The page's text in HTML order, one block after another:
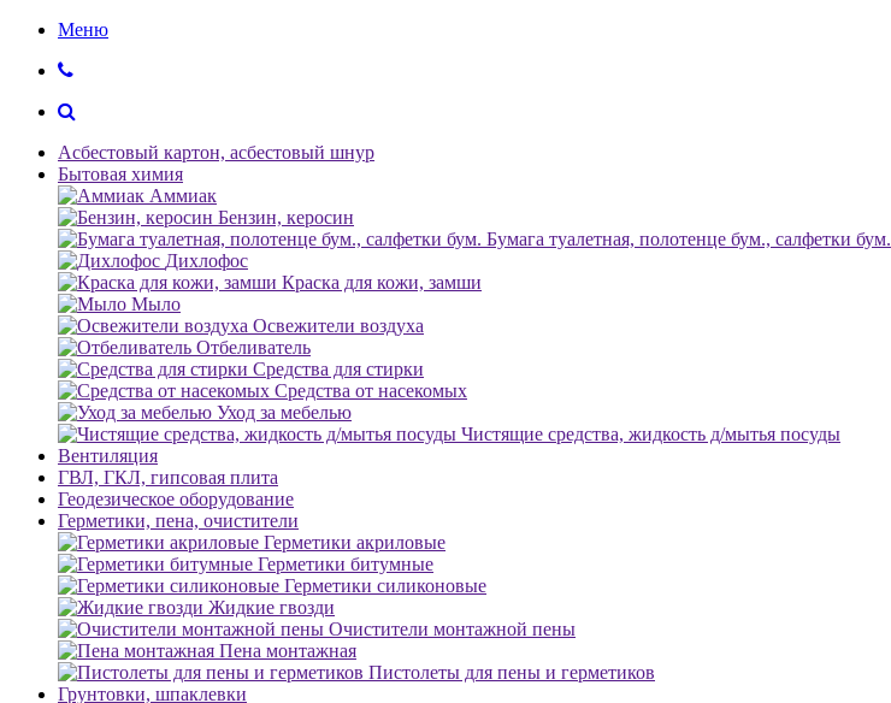
Меню
Асбестовый картон, асбестовый шнур
Бытовая химия
Аммиак
Бензин, керосин
Бумага туалетная, полотенце бум., салфетки бум.
Дихлофос
Краска для кожи, замши
Мыло
Освежители воздуха
Отбеливатель
Средства для стирки
Средства от насекомых
Уход за мебелью
Чистящие средства, жидкость д/мытья посуды
Вентиляция
ГВЛ, ГКЛ, гипсовая плита
Геодезическое оборудование
Герметики, пена, очистители
Герметики акриловые
Герметики битумные
Герметики силиконовые
Жидкие гвозди
Очистители монтажной пены
Пена монтажная
Пистолеты для пены и герметиков
Грунтовки, шпаклевки